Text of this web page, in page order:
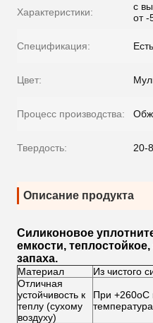
Характеристики:
с
от -
Спецификация:
Цвет:
Процесс производства:
Твердость: 20-
Описание продукта
Силиконовое
емкости,
запаха.
Материал
Из чистого
Отличная
устойчивость к
теплу (сухому
воздуху)
При +260oC